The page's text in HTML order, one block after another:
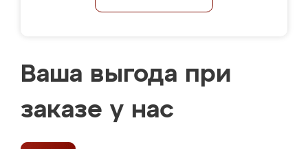
Ваша выгода при
заказе у нас